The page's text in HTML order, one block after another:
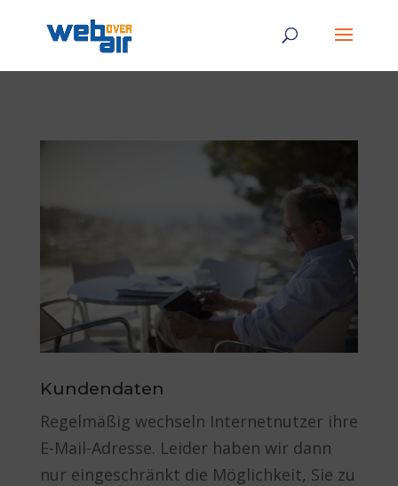
Kundendaten
Regelmäßig wechseln Internetnutzer ihre
E-Mail-Adresse. Leider haben wir dann
nur eingeschränkt die Möglichkeit, Sie zu